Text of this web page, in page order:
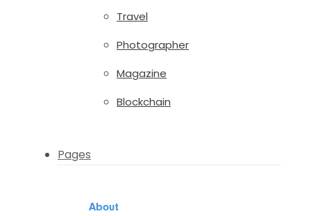
Travel
Photographer
Magazine
Blockchain
Pages
About